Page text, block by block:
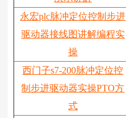
永宏plc脉冲定位控制步进
驱动器接线图讲解编程实
操
西门子s7-200脉冲定位控
制步进驱动器实操PTO方
式